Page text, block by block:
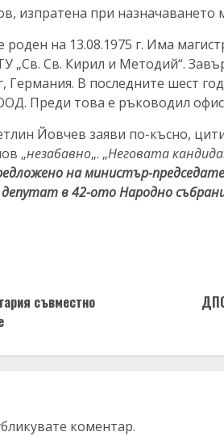
изпратена при назначаването
на 13.08.1975 г. Има
„Св. Св. Кирил и Методий“.
В последните шест
Преди това е ръководил
Йовчев заяви по-късно,
„незабавно„. „Неговата
на министър-
в 42-ото Народно
съвместно
коментар.